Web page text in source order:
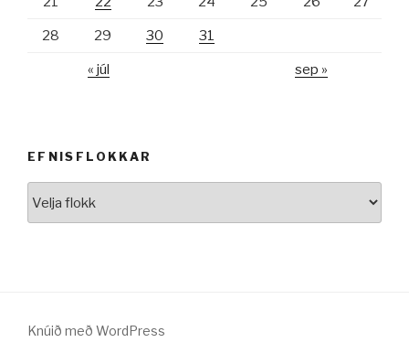
28 29 30 31
« júl sep »
EFNISFLOKKAR
Knúið með WordPress